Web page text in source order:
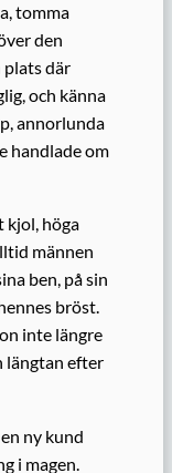
tomma
den
plats där
och känna
annorlunda
handlade om
kjol, höga
männen
ben, på sin
bröst.
inte längre
längtan efter
ny kund
i magen.